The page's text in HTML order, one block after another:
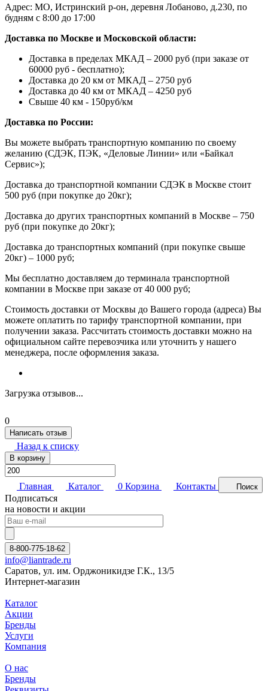
Адрес: МО, Истринский р-он, деревня Лобаново, д.230, по
будням с 8:00 до 17:00
Доставка по Москве и Московской области:
Доставка в пределах МКАД – 2000 руб (при заказе от
60000 руб - бесплатно);
Доставка до 20 км от МКАД – 2750 руб
Доставка до 40 км от МКАД – 4250 руб
Свыше 40 км - 150руб/км
Доставка по России:
Вы можете выбрать транспортную компанию по своему
желанию (СДЭК, ПЭК, «Деловые Линии» или «Байкал
Сервис»);
Доставка до транспортной компании СДЭК в Москве стоит
500 руб (при покупке до 20кг);
Доставка до других транспортных компаний в Москве – 750
руб (при покупке до 20кг);
Доставка до транспортных компаний (при покупке свыше
20кг) – 1000 руб;
Мы бесплатно доставляем до терминала транспортной
компании в Москве при заказе от 40 000 руб;
Стоимость доставки от Москвы до Вашего города (адреса) Вы
можете оплатить по тарифу транспортной компании, при
получении заказа. Рассчитать стоимость доставки можно на
официальном сайте перевозчика или уточнить у нашего
менеджера, после оформления заказа.
Загрузка отзывов...
0
Написать отзыв
Назад к списку
В корзину
Главная Каталог 0 Корзина Контакты Поиск
Подписаться
на новости и акции
8-800-775-18-62
info@liantrade.ru
Саратов, ул. им. Орджоникидзе Г.К., 13/5
Интернет-магазин
Каталог
Акции
Бренды
Услуги
Компания
О нас
Бренды